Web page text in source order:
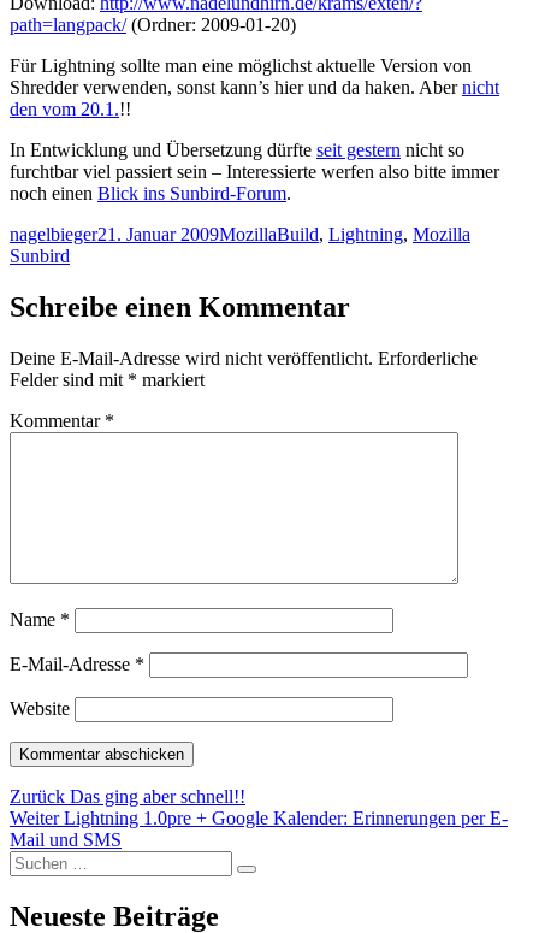
path=langpack/(Ordner: 2009-01-20)
Für Lightning sollte man eine möglichst aktuelle Version von
Shredder verwenden, sonst kann’s hier und da haken. Abernicht
den vom 20.1.!!
In Entwicklung und Übersetzung dürfte seit gestern nicht so
furchtbar viel passiert sein – Interessierte werfen also bitte immer
noch einen Blick ins Sunbird-Forum.
Autor
nagelbiegerVeröffentlicht
21. Januar 2009Kategorien
MozillaSchlagwörter
Build, Lightning, Mozilla
Sunbird
Schreibe einen Kommentar
Deine E-Mail-Adresse wird nicht veröffentlicht. Erforderliche
Felder sind mit * markiert
Kommentar *
Name *
E-Mail-Adresse *
Website
Beitragsnavigation
Zurück Vorheriger
Beitrag:
Das ging aber schnell!!
Weiter Nächster
Beitrag:
Lightning 1.0pre + Google Kalender: Erinnerungen per E-
Mail und SMS
Suchen
nach:
Suchen
Neueste Beiträge